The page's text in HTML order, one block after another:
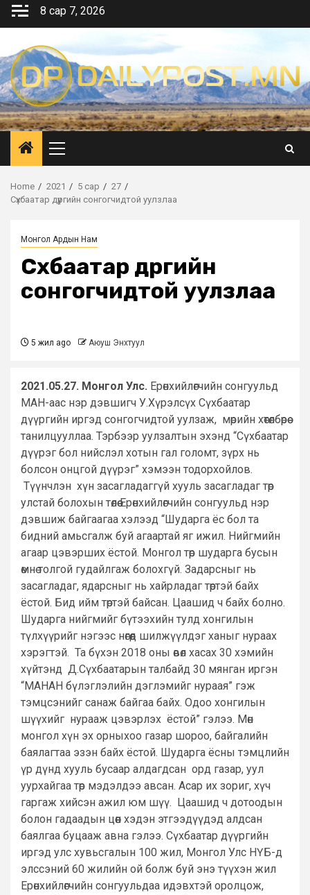
Skip
8 сар 7, 2026
Primary
Menu
Home 2021 5 сар
27
Сүхбаатар дүүргийн сонгогчидтой уулзлаа
Монгол Ардын Нам
Сүхбаатар дүүргийн
сонгогчидтой уулзлаа
5 жил ago Аюуш Энхтуул
2021.05.27. Монгол Улс. Ерөнхийлөгчийн сонгуульд
МАН-аас нэр дэвшигч У.Хүрэлсүх Сүхбаатар
дүүргийн иргэд сонгогчидтой уулзаж, мөрийн хөтөлбөрөө
танилцууллаа. Тэрбээр уулзалтын эхэнд “Сүхбаатар
дүүрэг бол нийслэл хотын гал голомт, зүрх нь
болсон онцгой дүүрэг” хэмээн тодорхойлов.
Түүнчлэн хүн засагладаггүй хууль засагладаг төр
улстай болохын төлөө Ерөнхийлөгчийн сонгуульд нэр
дэвшиж байгаагаа хэлээд “Шударга ёс бол та
бидний амьсгалж буй агаартай яг ижил. Нийгмийн
агаар цэвэрших ёстой. Монгол төр шударга бусын
өмнө толгой гудайлгаж болохгүй. Задарсныг нь
засагладаг, ядарсныг нь хайрладаг төртэй байх
ёстой. Бид ийм төртэй байсан. Цаашид ч байх болно.
Шударга нийгмийг бүтээхийн тулд хонгилын
түлхүүрийг нэгээс нөгөөд шилжүүлдэг ханыг нураах
хэрэгтэй. Та бүхэн 2018 оны өвөл хасах 30 хэмийн
хүйтэнд Д.Сүхбаатарын талбайд 30 мянган иргэн
“МАНАН бүлэглэлийн дэглэмийг нураая” гэж
тэмцсэнийг санаж байгаа байх. Одоо хонгилын
шүүхийг нурааж цэвэрлэх ёстой” гэлээ. Мөн
монгол хүн эх орныхоо газар шороо, байгалийн
баялагтаа эзэн байх ёстой. Шударга ёсны тэмцлийн
үр дүнд хууль бусаар алдагдсан орд газар, уул
уурхайгаа төр мэдэлдээ авсан. Асар их зориг, хүч
гаргаж хийсэн ажил юм шүү. Цаашид ч дотоодын
болон гадаадын цөөн хэдэн этгээдүүдэд алдсан
баялгаа буцааж авна гэлээ. Сүхбаатар дүүргийн
иргэд улс хувьсгалын 100 жил, Монгол Улс НҮБ-д
элссэний 60 жилийн ой болж буй энэ түүхэн жил
Ерөнхийлөгчийн сонгуульдаа идэвхтэй оролцож,